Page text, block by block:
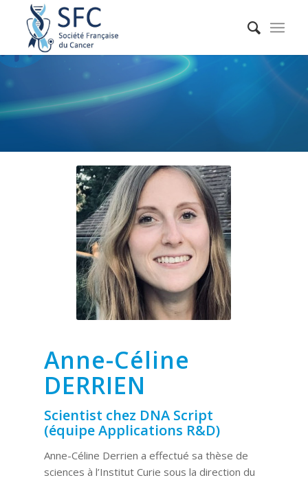
Anne-Céline
DERRIEN
Scientist chez DNA Script
(équipe Applications R&D)
Anne-Céline Derrien a effectué sa thèse de
sciences à l’Institut Curie sous la direction du